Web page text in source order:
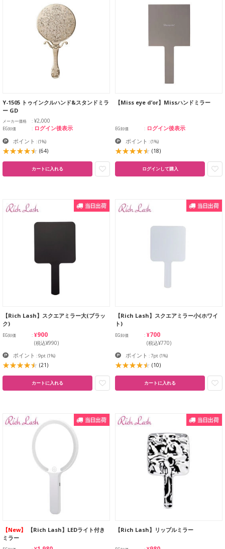
Y-1505 トゥインクルハンド&スタンドミラ
ー GD
メーカー価格 ¥2,000
EG卸価 ログイン後表示
ポイント :(1%)
(64)
カートに入れる
【Miss eye d’or】Missハンドミラー
EG卸価 ログイン後表示
ポイント :(1%)
(18)
ログインして購入
【Rich Lash】スクエアミラー大(ブラッ
ク)
EG卸価 ¥900
(税込¥990)
ポイント : 9pt (1%)
(21)
カートに入れる
【Rich Lash】スクエアミラー小(ホワイ
ト)
EG卸価 ¥700
(税込¥770)
ポイント : 7pt (1%)
(10)
カートに入れる
【New】
【Rich Lash】LEDライト付き
ミラー
【Rich Lash】リップルミラー